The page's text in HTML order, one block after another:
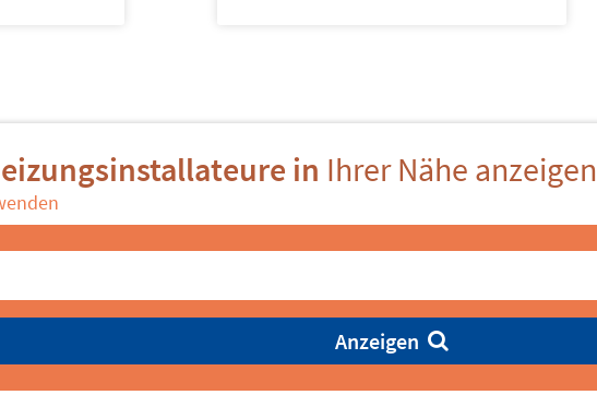
in Ihrer Nähe anzeigen
Anzeigen